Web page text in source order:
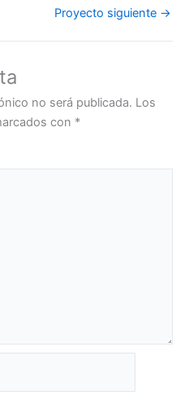
Proyecto siguiente →
no será publicada. Los
con *